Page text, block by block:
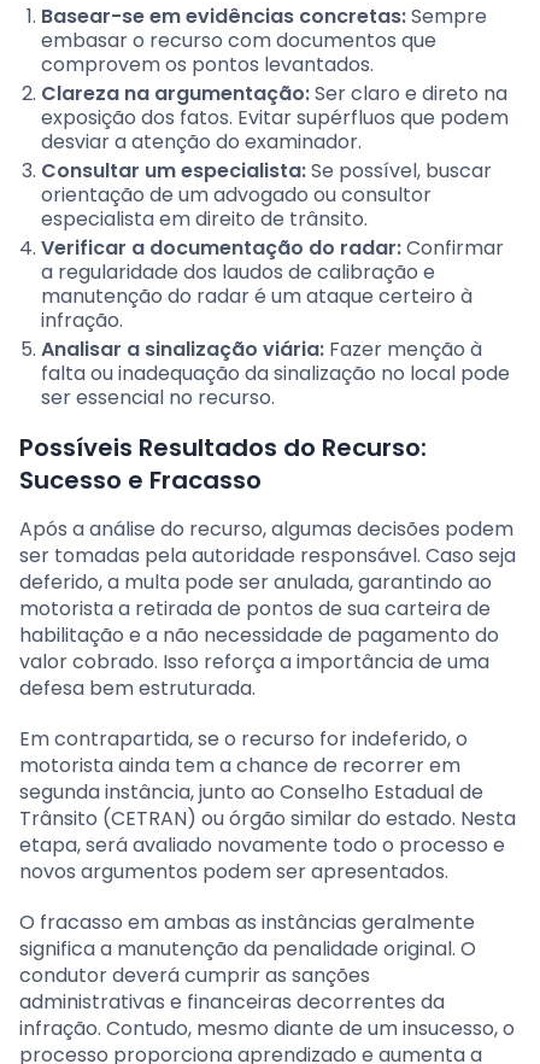
Basear-se em evidências concretas:Sempre
embasar o recurso com documentos que
comprovem os pontos levantados.
Clareza na argumentação:Ser claro e direto na
exposição dos fatos. Evitar supérfluos que podem
desviar a atenção do examinador.
Consultar um especialista:Se possível, buscar
orientação de um advogado ou consultor
especialista em direito de trânsito.
Verificar a documentação do radar:Confirmar
a regularidade dos laudos de calibração e
manutenção do radar é um ataque certeiro à
infração.
Analisar a sinalização viária: Fazer menção à
falta ou inadequação da sinalização no local pode
ser essencial no recurso.
Possíveis Resultados do Recurso:
Sucesso e Fracasso
Após a análise do recurso, algumas decisões podem
ser tomadas pela autoridade responsável. Caso seja
deferido, a multa pode ser anulada, garantindo ao
motorista a retirada de pontos de sua carteira de
habilitação e a não necessidade de pagamento do
valor cobrado. Isso reforça a importância de uma
defesa bem estruturada.
Em contrapartida, se o recurso for indeferido, o
motorista ainda tem a chance de recorrer em
segunda instância, junto ao Conselho Estadual de
Trânsito (CETRAN) ou órgão similar do estado. Nesta
etapa, será avaliado novamente todo o processo e
novos argumentos podem ser apresentados.
O fracasso em ambas as instâncias geralmente
significa a manutenção da penalidade original. O
condutor deverá cumprir as sanções
administrativas e financeiras decorrentes da
infração. Contudo, mesmo diante de um insucesso, o
processo proporciona aprendizado e aumenta a